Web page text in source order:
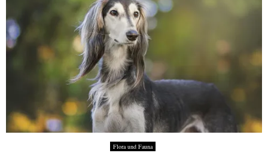
Flora und Fauna